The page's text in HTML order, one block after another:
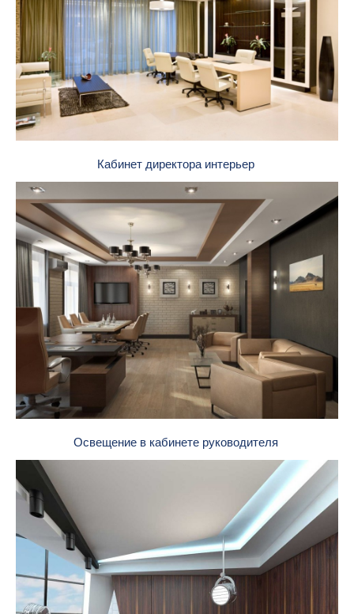
Кабинет директора интерьер
Освещение в кабинете руководителя